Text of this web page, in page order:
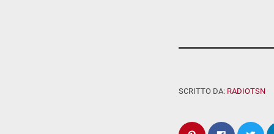
SCRITTO DA: RADIOTSN